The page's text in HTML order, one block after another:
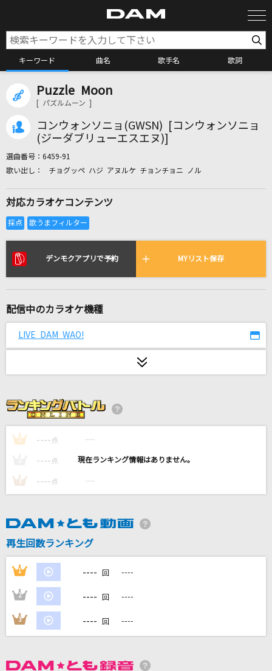
キーワード 曲名 歌手名 歌詞
カラオケ検索
カラオケ店舗検索
カラオケリクエスト
[生音]THE DAY
ケセラセラ
Mrs. GREEN APPLE
愛し君へ
Pretender
Official髭男dism
スピッツ
[良音]愛のままにわがままに 僕は君だけを傷つ
けない
BONBON GiRL
ワールドイズマイン CPK! Remix (かぐや&月見
Puzzle Moon
[ パズルムーン ]
コンウォンソニョ(GWSN) [コンウォンソニョ
(ジーダブリューエスエヌ)]
選曲番号： 6459-91
チョグッペ ハジ アヌルケ チョンチョニ ノル
対応カラオケコンテンツ
デンモクアプリで予約 MYリスト保存
配信中のカラオケ機種
LIVE DAM WAO!
1 ---- 点 ----
---- 点 ----
3 ---- 点 ----
再生回数ランキング
1 ---- 回 ----
2 ---- 回 ----
3 ---- 回 ----